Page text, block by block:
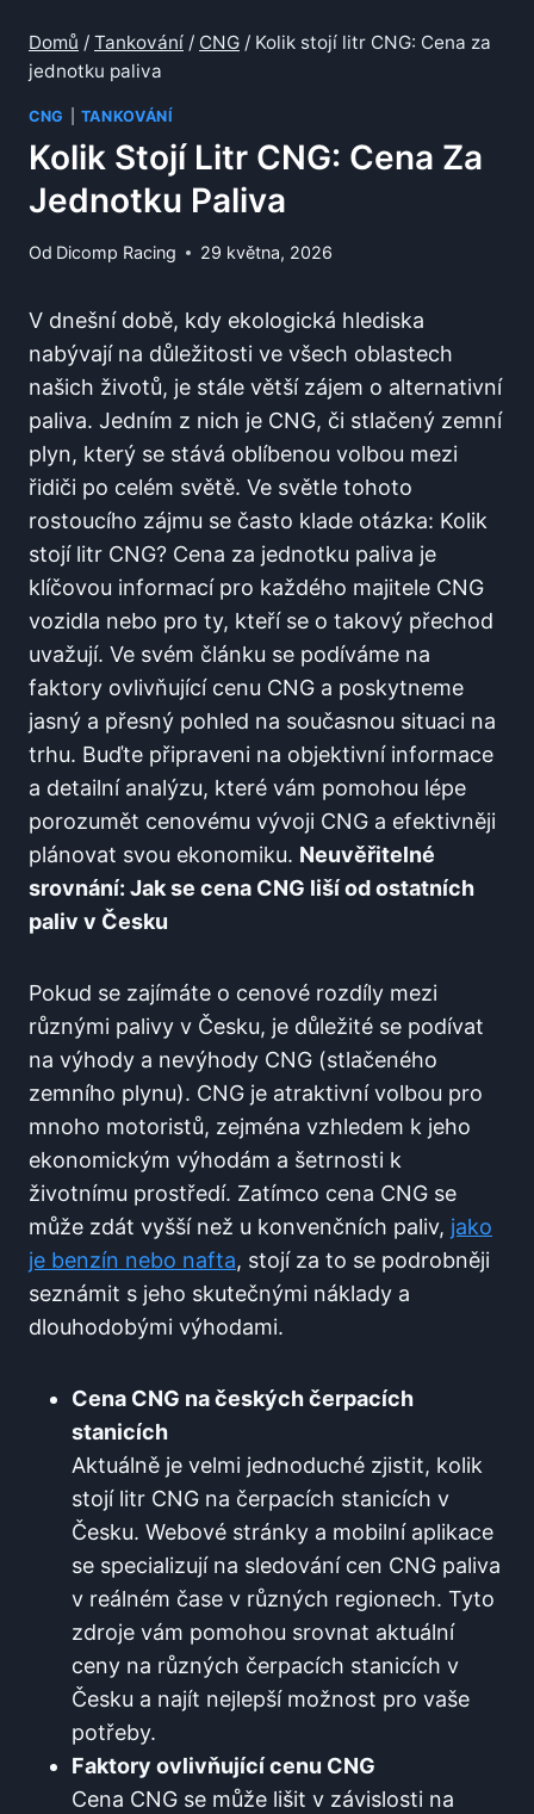
Domů / Tankování / CNG / Kolik stojí litr CNG: Cena za
jednotku paliva
CNG TANKOVÁNÍ
Kolik Stojí Litr CNG: Cena Za
Jednotku Paliva
Od Dicomp Racing 29 května, 2026
V dnešní době, kdy ekologická hlediska
nabývají na důležitosti ve všech oblastech
našich životů, je stále větší zájem o alternativní
paliva. Jedním z nich je CNG, či stlačený zemní
plyn, který se stává oblíbenou volbou mezi
řidiči po celém světě. Ve světle tohoto
rostoucího zájmu se často klade otázka: Kolik
stojí litr CNG? Cena za jednotku paliva je
klíčovou informací pro každého majitele CNG
vozidla nebo pro ty, kteří se o takový přechod
uvažují. Ve svém článku se podíváme na
faktory ovlivňující cenu CNG a poskytneme
jasný a přesný pohled na současnou situaci na
trhu. Buďte připraveni na objektivní informace
a detailní analýzu, které vám pomohou lépe
porozumět cenovému vývoji CNG a efektivněji
plánovat svou ekonomiku. Neuvěřitelné
srovnání: Jak se cena CNG liší od ostatních
paliv v Česku
Pokud se zajímáte o cenové rozdíly mezi
různými palivy v Česku, je důležité se podívat
na výhody a nevýhody CNG (stlačeného
zemního plynu). CNG je atraktivní volbou pro
mnoho motoristů, zejména vzhledem k jeho
ekonomickým výhodám a šetrnosti k
životnímu prostředí. Zatímco cena CNG se
může zdát vyšší než u konvenčních paliv, jako
je benzín nebo nafta, stojí za to se podrobněji
seznámit s jeho skutečnými náklady a
dlouhodobými výhodami.
Cena CNG na českých čerpacích
stanicích
Aktuálně je velmi jednoduché zjistit, kolik
stojí litr CNG na čerpacích stanicích v
Česku. Webové stránky a mobilní aplikace
se specializují na sledování cen CNG paliva
v reálném čase v různých regionech. Tyto
zdroje vám pomohou srovnat aktuální
ceny na různých čerpacích stanicích v
Česku a najít nejlepší možnost pro vaše
potřeby.
Faktory ovlivňující cenu CNG
Cena CNG se může lišit v závislosti na